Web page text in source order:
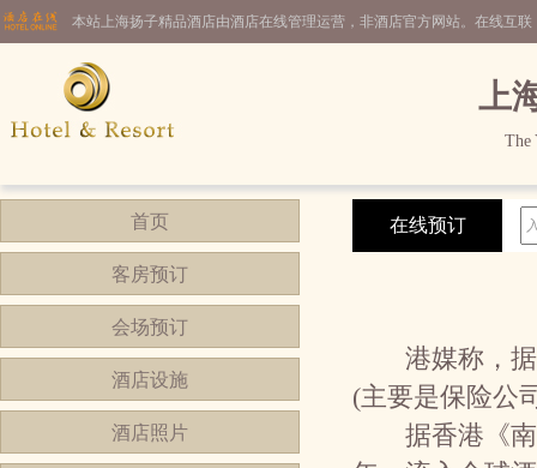
本站上海扬子精品酒店由酒店在线管理运营，非酒店官方网站。在线互
上
The
首页
客房预订
会场预订
酒店设施
酒店照片
在线预订
港媒称，据
(主要是保险公
据香港《南